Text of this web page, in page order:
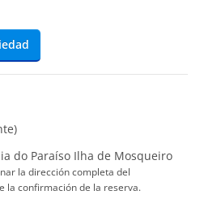
do Paraíso Ilha de Mosqueiro
la dirección completa del
la confirmación de la reserva.